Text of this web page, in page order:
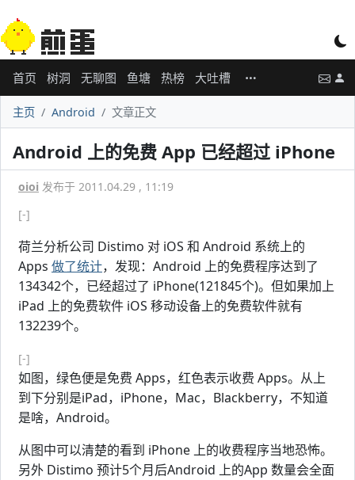
首页 树洞 无聊图 鱼塘 热榜 大吐槽
主页 Android 文章正文
Android 上的免费 App 已经超过 iPhone
oioi 发布于 2011.04.29 , 11:19
[-]
荷兰分析公司 Distimo 对 iOS 和 Android 系统上的
Apps 做了统计，发现：Android 上的免费程序达到了
134342个，已经超过了 iPhone(121845个)。但如果加上
iPad 上的免费软件 iOS 移动设备上的免费软件就有
132239个。
[-]
如图，绿色便是免费 Apps，红色表示收费 Apps。从上
到下分别是iPad，iPhone，Mac，Blackberry，不知道
是啥，Android。
从图中可以清楚的看到 iPhone 上的收费程序当地恐怖。
另外 Distimo 预计5个月后Android 上的App 数量会全面